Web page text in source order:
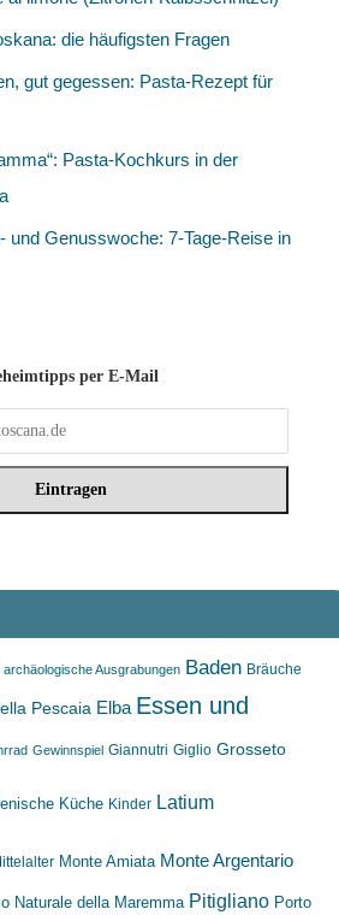
die häufigsten Fragen
gut gegessen: Pasta-Rezept für
Pasta-Kochkurs in der
und Genusswoche: 7-Tage-Reise in
per E-Mail
archäologische Ausgrabungen Baden Bräuche
Pescaia Elba Essen und
Gewinnspiel Giannutri Giglio Grosseto
Küche Kinder Latium
Monte Amiata Monte Argentario
Naturale della Maremma Pitigliano Porto